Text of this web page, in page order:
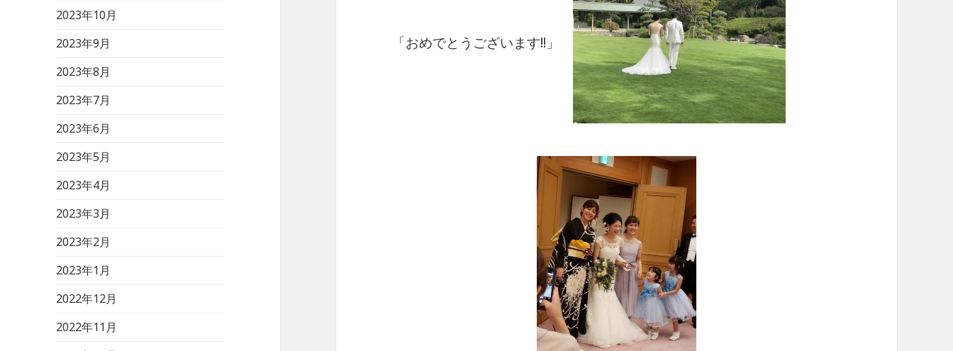
2023年10月
2023年9月
2023年8月
2023年7月
2023年6月
2023年5月
2023年4月
2023年3月
2023年2月
2023年1月
2022年12月
2022年11月
「おめでとうございます!!」